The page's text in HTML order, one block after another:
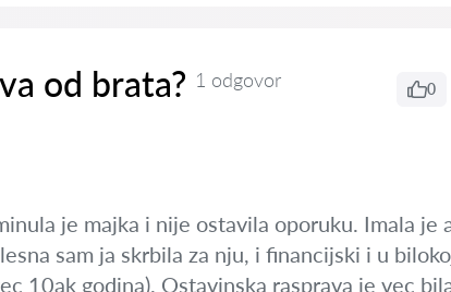
od brata? 1 odgovor 0
je majka i nije ostavila oporuku. Imala je
sam ja skrbila za nju, i financijski i u
10ak godina). Ostavinska rasprava je vec